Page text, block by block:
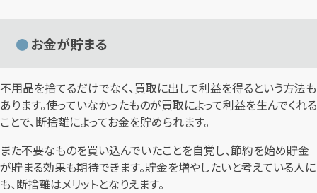
お金が貯まる
不用品を捨てるだけでなく、買取に出して利益を得るという方法も
あります。使っていなかったものが買取によって利益を生んでくれる
ことで、断捨離によってお金を貯められます。
また不要なものを買い込んでいたことを自覚し、節約を始め貯金
が貯まる効果も期待できます。貯金を増やしたいと考えている人に
も、断捨離はメリットとなりえます。